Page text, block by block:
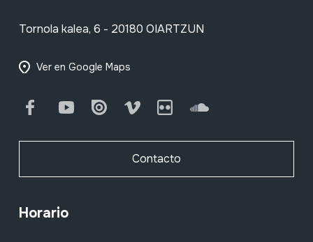
Tornola kalea, 6 - 20180 OIARTZUN
Ver en Google Maps
FacebookYoutube Issuu Vimeo Flickr SoundCloud
Contacto
Horario